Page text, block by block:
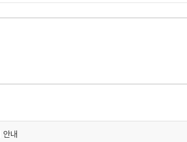
안내